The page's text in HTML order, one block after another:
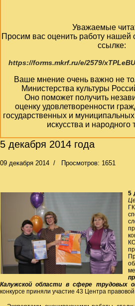
Уважаемые
Просим вас оценить работу нашей
ссылке:
https://forms.mkrf.ru/e/2579/
Ваше мнение очень важно не
Министерства культуры
Оно поможет получить
оценку удовлетворенности
государственных и
искусства и народного
5 декабря 2014 года
09 декабря 2014 Просмотров: 1651
5
Калужской области в сфере трудовых
конкурсе приняли участие 43 Центра